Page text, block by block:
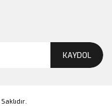
KAYDOL